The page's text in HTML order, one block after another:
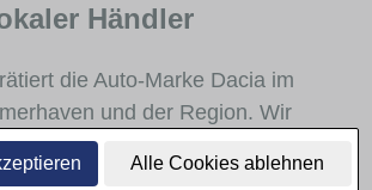
Alle Cookies ablehnen
Händler
die Auto-Marke Dacia im
und der Region. Wir
Fahrzeugklassen Dacia stark
Modellreihen häufig im Stadt-